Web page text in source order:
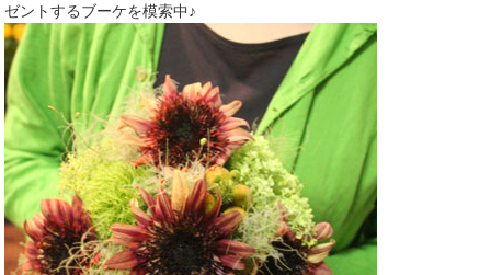
ゼントするブーケを模索中♪